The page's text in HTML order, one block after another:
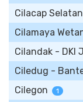
Cilacap
Cilamaya
Cilandak - DKI
Ciledug -
Cilegon 1